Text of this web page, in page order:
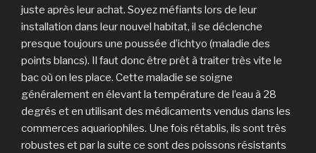
juste après leur achat. Soyez méfiants lors de leur
installation dans leur nouvel habitat, il se déclenche
presque toujours une poussée d’ichtyo (maladie des
points blancs). Il faut donc être prêt à traiter très vite le
bac où on les place. Cette maladie se soigne
généralement en élevant la température de l’eau à 28
degrés et en utilisant des médicaments vendus dans les
commerces aquariophiles. Une fois rétablis, ils sont très
robustes et par la suite ce sont des poissons résistants